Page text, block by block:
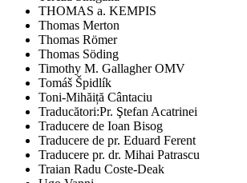
THOMAS a. KEMPIS
Thomas Merton
Thomas Römer
Thomas Söding
Timothy M. Gallagher OMV
Tomáš Špidlík
Toni-Mihăiță Cântaciu
Traducători:Pr. Ştefan Acatrinei
Traducere de Ioan Bisog
Traducere de pr. Eduard Ferent
Traducere pr. dr. Mihai Patrascu
Traian Radu Coste-Deak